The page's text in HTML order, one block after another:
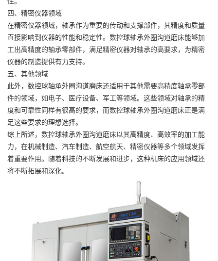
四、精密仪器领域
在精密仪器领域，轴承作为重要的传动和支撑部件，其精度和质量
直接影响到仪器的性能和稳定性。数控球轴承外圈沟道磨床能够加
工出高精度的轴承零部件，满足精密仪器对轴承的高要求，为精密
仪器的制造提供有力支持。
五、其他领域
此外，数控球轴承外圈沟道磨床还适用于其他需要高精度轴承零部
件的领域，如电子、医疗设备、军工等领域。这些领域对轴承的精
度和可靠性同样有很高的要求，而数控球轴承外圈沟道磨床正是满
足这些要求的理想选择。
综上所述，数控球轴承外圈沟道磨床以其高精度、高效率的加工能
力，在机械制造、汽车制造、航空航天、精密仪器等多个领域发挥
着重要作用。随着科技的不断发展和进步，这种机床的应用领域还
将不断拓展和深化。